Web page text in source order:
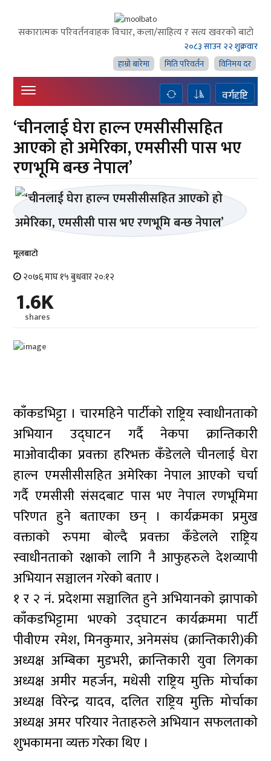
सकारात्मक परिवर्तनवाहक विचार, कला/साहित्य र सत्य खवरको बाटाे
२०८३ साउन २२ शुक्रवार
हाम्राे बारेमा
मिति परिवर्तन विनिमय दर
वर्गदृष्टि
‘चीनलाई घेरा हाल्न एमसीसीसहित
आएकाे हाे अमेरिका, एमसीसी पास भए
रणभूमि बन्छ नेपाल’
मूलबाटाे
२०७६ माघ १५ बुधवार २०:१२
1.6K
shares
काँकडभिट्टा । चारमहिने पार्टीको राष्ट्रिय स्वाधीनताकाे
अभियान उद्घाटन गर्दै नेकपा क्रान्तिकारी
माओवादीका प्रवक्ता हरिभक्त कँडेलले चीनलाई घेरा
हाल्न एमसीसीसहित अमेरिका नेपाल आएकाे चर्चा
गर्दै एमसीसी संसदबाट पास भए नेपाल रणभूमिमा
परिणत हुने बताएका छन् । कार्यक्रमका प्रमुख
वक्ताकाे रुपमा बाेल्दै प्रवक्ता कँडेलले राष्ट्रिय
स्वाधीनताकाे रक्षाकाे लागि नै आफुहरुले देशव्यापी
अभियान सञ्चालन गरेकाे बताए ।
१ र २ नं. प्रदेशमा सञ्चालित हुने अभियानको झापाको
काँकडभिट्टामा भएकाे उद्घाटन कार्यक्रममा पार्टी
पीवीएम रमेश, मिनकुमार, अनेमसंघ (क्रान्तिकारी)की
अध्यक्ष अम्बिका मुडभरी, क्रान्तिकारी युवा लिगका
अध्यक्ष अमीर महर्जन, मधेसी राष्ट्रिय मुक्ति मोर्चाका
अध्यक्ष विरेन्द्र यादव, दलित राष्ट्रिय मुक्ति मोर्चाका
अध्यक्ष अमर परियार नेताहरुले अभियान सफलताकाे
शुभकामना व्यक्त गरेका थिए ।